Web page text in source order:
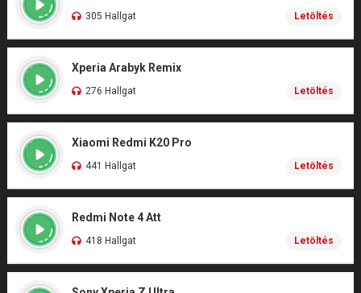
305 Hallgat Letöltés
Xperia Arabyk Remix
276 Hallgat Letöltés
Xiaomi Redmi K20 Pro
441 Hallgat Letöltés
Redmi Note 4 Att
418 Hallgat Letöltés